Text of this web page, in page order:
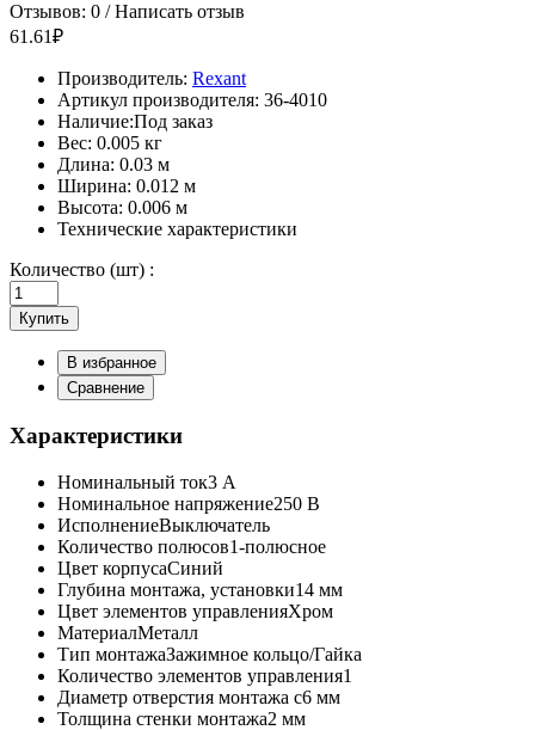
Отзывов: 0 /Написать отзыв
61.61₽
Производитель: Rexant
Артикул производителя: 36-4010
Наличие:Под заказ
Вес: 0.005 кг
Длина: 0.03 м
Ширина: 0.012 м
Высота: 0.006 м
Технические характеристики
Количество (шт) :
Купить
В избранное
Сравнение
Характеристики
Номинальный ток3 А
Номинальное напряжение250 В
ИсполнениеВыключатель
Количество полюсов1-полюсное
Цвет корпусаСиний
Глубина монтажа, установки14 мм
Цвет элементов управленияХром
МатериалМеталл
Тип монтажаЗажимное кольцо/Гайка
Количество элементов управления1
Диаметр отверстия монтажа с6 мм
Толщина стенки монтажа2 мм